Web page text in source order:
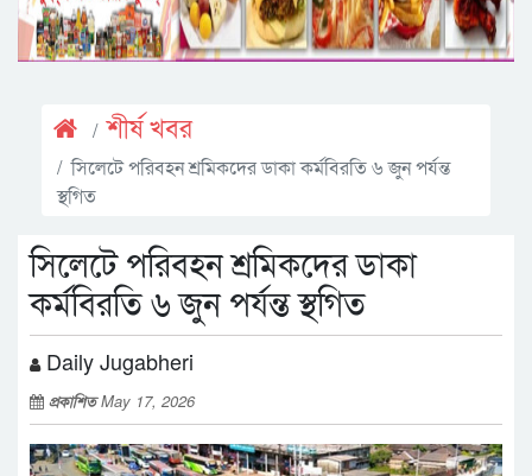
শীর্ষ খবর
সিলেটে পরিবহন শ্রমিকদের ডাকা কর্মবিরতি ৬ জুন পর্যন্ত
স্থগিত
সিলেটে পরিবহন শ্রমিকদের ডাকা
কর্মবিরতি ৬ জুন পর্যন্ত স্থগিত
Daily Jugabheri
প্রকাশিতMay 17, 2026